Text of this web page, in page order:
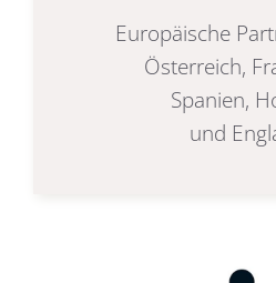
Europäische
Österreich,
Spanien,
und